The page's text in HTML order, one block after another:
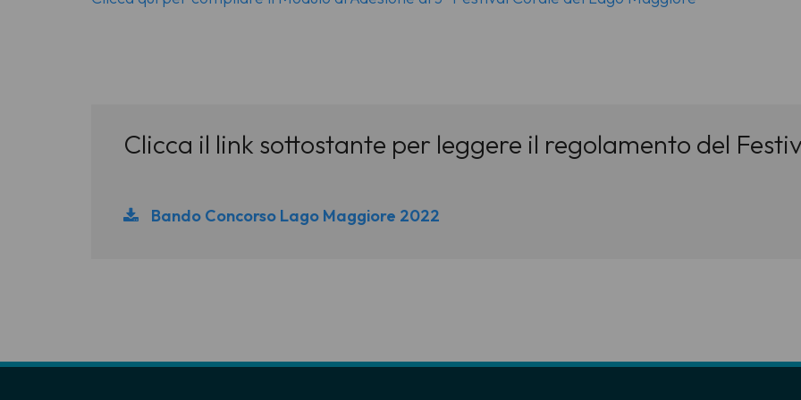
Clicca il link sottostante per leggere il regolamento del
Bando Concorso Lago Maggiore 2022